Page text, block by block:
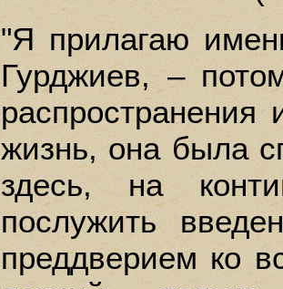
"Я прилагаю
Гурджиев, –
жизнь, она была
здесь, на
послужить
преддверием ко